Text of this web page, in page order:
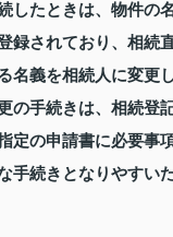
したときは、物件の
録されており、相続
名義を相続人に変更
の手続きは、相続登
定の申請書に必要事
手続きとなりやすい